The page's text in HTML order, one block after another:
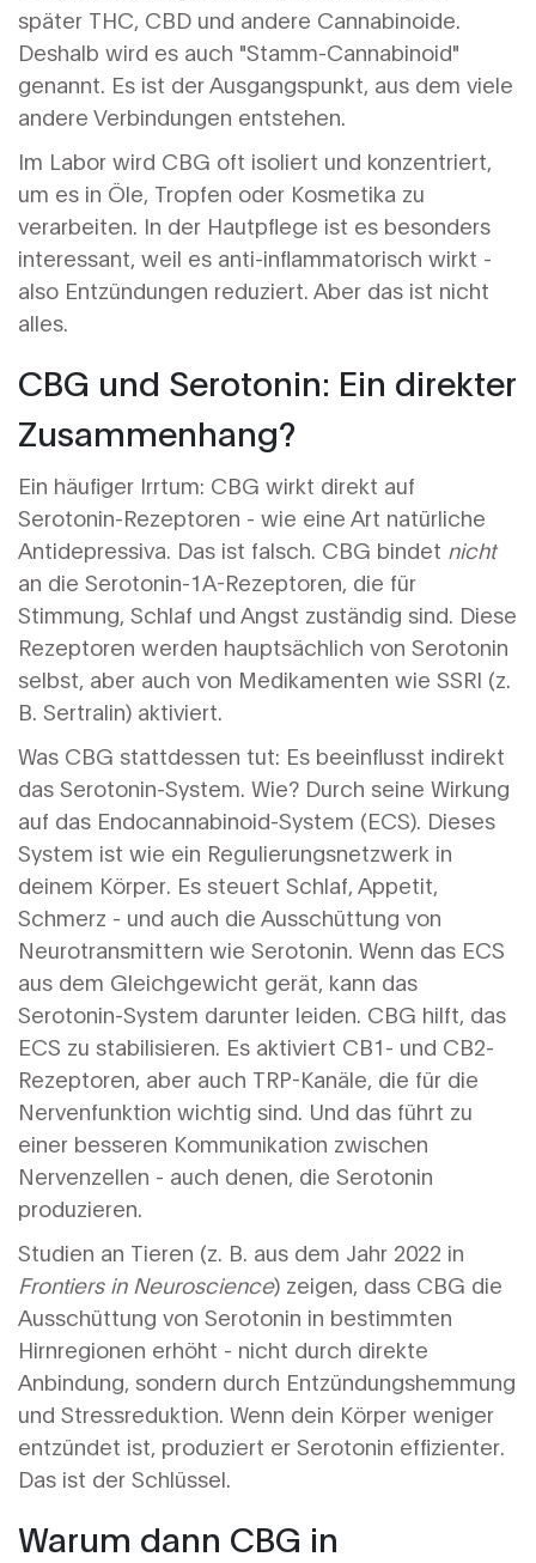
später THC, CBD und andere Cannabinoide.
Deshalb wird es auch "Stamm-Cannabinoid"
genannt. Es ist der Ausgangspunkt, aus dem viele
andere Verbindungen entstehen.
Im Labor wird CBG oft isoliert und konzentriert,
um es in Öle, Tropfen oder Kosmetika zu
verarbeiten. In der Hautpflege ist es besonders
interessant, weil es anti-inflammatorisch wirkt -
also Entzündungen reduziert. Aber das ist nicht
alles.
CBG und Serotonin: Ein direkter
Zusammenhang?
Ein häufiger Irrtum: CBG wirkt direkt auf
Serotonin-Rezeptoren - wie eine Art natürliche
Antidepressiva. Das ist falsch. CBG bindet nicht
an die Serotonin-1A-Rezeptoren, die für
Stimmung, Schlaf und Angst zuständig sind. Diese
Rezeptoren werden hauptsächlich von Serotonin
selbst, aber auch von Medikamenten wie SSRI (z.
B. Sertralin) aktiviert.
Was CBG stattdessen tut: Es beeinflusst indirekt
das Serotonin-System. Wie? Durch seine Wirkung
auf das Endocannabinoid-System (ECS). Dieses
System ist wie ein Regulierungsnetzwerk in
deinem Körper. Es steuert Schlaf, Appetit,
Schmerz - und auch die Ausschüttung von
Neurotransmittern wie Serotonin. Wenn das ECS
aus dem Gleichgewicht gerät, kann das
Serotonin-System darunter leiden. CBG hilft, das
ECS zu stabilisieren. Es aktiviert CB1- und CB2-
Rezeptoren, aber auch TRP-Kanäle, die für die
Nervenfunktion wichtig sind. Und das führt zu
einer besseren Kommunikation zwischen
Nervenzellen - auch denen, die Serotonin
produzieren.
Studien an Tieren (z. B. aus dem Jahr 2022 in
Frontiers in Neuroscience) zeigen, dass CBG die
Ausschüttung von Serotonin in bestimmten
Hirnregionen erhöht - nicht durch direkte
Anbindung, sondern durch Entzündungshemmung
und Stressreduktion. Wenn dein Körper weniger
entzündet ist, produziert er Serotonin effizienter.
Das ist der Schlüssel.
Warum dann CBG in